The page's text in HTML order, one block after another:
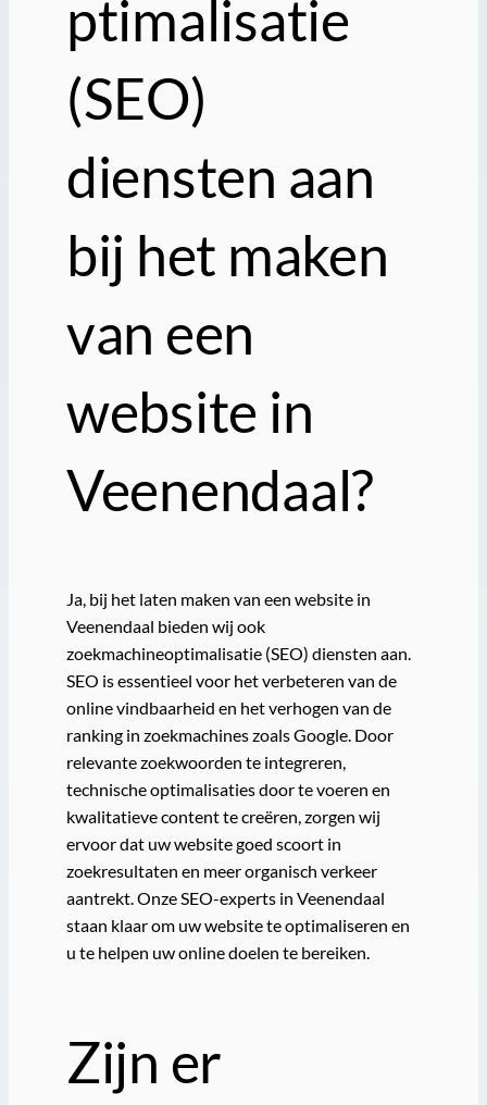
ptimalisatie
(SEO)
diensten aan
bij het maken
van een
website in
Veenendaal?
Ja, bij het laten maken van een website in
Veenendaal bieden wij ook
zoekmachineoptimalisatie (SEO) diensten aan.
SEO is essentieel voor het verbeteren van de
online vindbaarheid en het verhogen van de
ranking in zoekmachines zoals Google. Door
relevante zoekwoorden te integreren,
technische optimalisaties door te voeren en
kwalitatieve content te creëren, zorgen wij
ervoor dat uw website goed scoort in
zoekresultaten en meer organisch verkeer
aantrekt. Onze SEO-experts in Veenendaal
staan klaar om uw website te optimaliseren en
u te helpen uw online doelen te bereiken.
Zijn er